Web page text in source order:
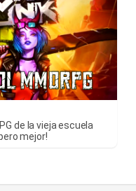
de la vieja escuela
mejor!